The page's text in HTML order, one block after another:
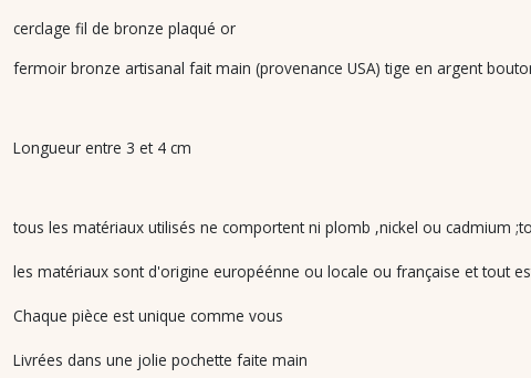
cerclage fil de bronze plaqué or
fermoir bronze artisanal fait main (provenance USA) tige en argent
Longueur entre 3 et 4 cm
tous les matériaux utilisés ne comportent ni plomb ,nickel ou cadmium
les matériaux sont d'origine européénne ou locale ou française et tout
Chaque pièce est unique comme vous
Livrées dans une jolie pochette faite main